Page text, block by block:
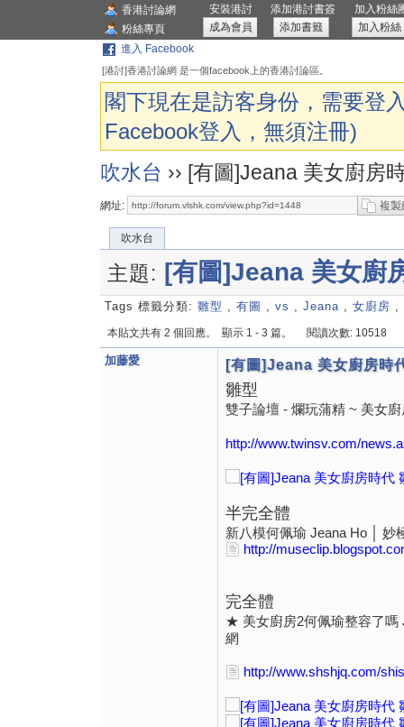
香港討論網
粉絲專頁
安裝港討
成為會員
添加港討書簽
添加書籤
加入粉絲
加入粉絲
進入 Facebook
[港討]香港討論網 是一個facebook上的香港討論區。
閣下現在是訪客身份，需要登
Facebook登入，無須注冊)
吹水台 ›› [有圖]Jeana 美女廚房
網址: 複製
吹水台
主題: [有圖]Jeana 美女廚
Tags 標籤分類: 雛型 , 有圖 , vs , Jeana , 女廚房 ,
本貼文共有 2 個回應。 顯示 1 - 3 篇。 閱讀次數: 10518
加藤愛 [有圖]Jeana 美女廚房時
雛型
雙子論壇 - 爛玩蒲精 ~ 美女
http://www.twinsv.com/
半完全體
新八模何佩瑜 Jeana Ho │ 妙
http://
完全體
★ 美女廚房2何佩瑜整容了嗎
網
http://www.shshjq.com/